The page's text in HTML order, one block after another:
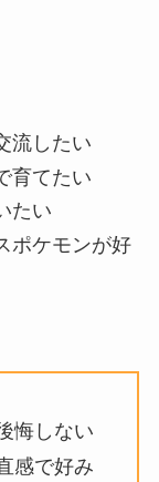
流したい
育てたい
たい
ポケモンが好
悔しない
感で好み